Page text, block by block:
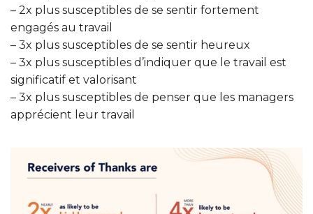
– 2x plus susceptibles de se sentir fortement
engagés au travail
– 3x plus susceptibles de se sentir heureux
– 3x plus susceptibles d’indiquer que le travail est
significatif et valorisant
– 3x plus susceptibles de penser que les managers
apprécient leur travail